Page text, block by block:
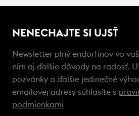
NENECHAJTE SI UJSŤ
Newsletter plný endorfínov vo
ním aj ďalšie dôvody na radosť.
pozvánky a ďalšie jedinečné
emailovej adresy súhlasíte s
podmienkami